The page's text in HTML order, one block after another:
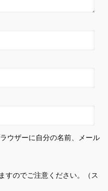
ウザーに自分の名前、メール
すのでご注意ください。（ス